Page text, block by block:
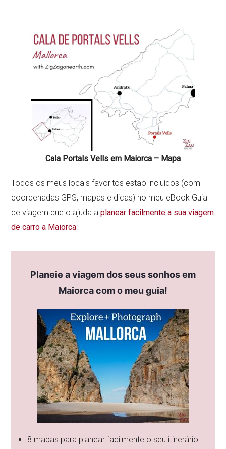
Cala Portals Vells em Maiorca – Mapa
Todos os meus locais favoritos estão incluídos (com
coordenadas GPS, mapas e dicas) no meu eBook Guia
de viagem que o ajuda aplanear facilmente a sua viagem
de carro a Maiorca:
Planeie a viagem dos seus sonhos em
Maiorca com o meu guia!
8 mapas para planear facilmente o seu itinerário